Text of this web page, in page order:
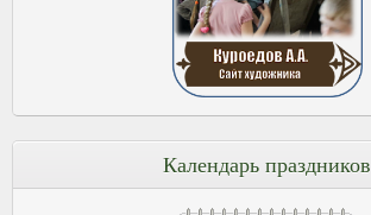
Календарь праздников